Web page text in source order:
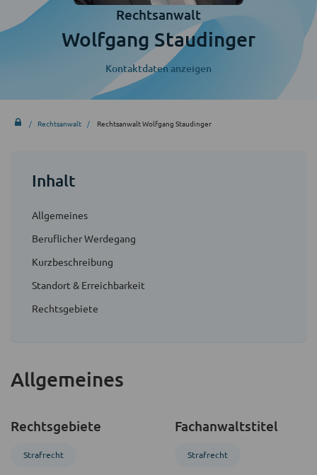
Rechtsanwalt
Wolfgang Staudinger
Kontaktdaten anzeigen
Rechtsanwalt Rechtsanwalt Wolfgang Staudinger
Inhalt
Allgemeines
Beruflicher Werdegang
Kurzbeschreibung
Standort & Erreichbarkeit
Rechtsgebiete
Allgemeines
Rechtsgebiete
Strafrecht
Fachanwaltstitel
Strafrecht